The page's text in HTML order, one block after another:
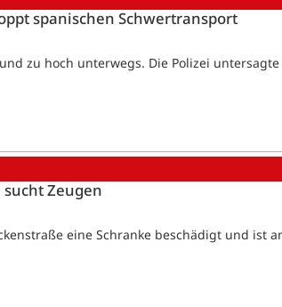
spanischen Schwertransport
zu hoch unterwegs. Die Polizei
Zeugen
eine Schranke beschädigt und ist